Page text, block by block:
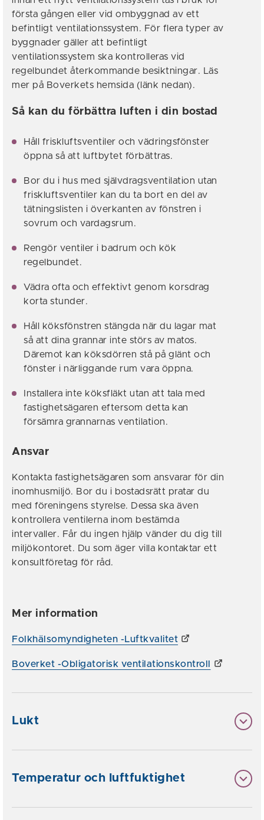
första gången eller vid ombyggnad av ett
befintligt ventilationssystem. För flera typer av
byggnader gäller att befintligt
ventilationssystem ska kontrolleras vid
regelbundet återkommande besiktningar. Läs
mer på Boverkets hemsida (länk nedan).
Så kan du förbättra luften i din bostad
Håll friskluftsventiler och vädringsfönster
öppna så att luftbytet förbättras.
Bor du i hus med självdragsventilation utan
friskluftsventiler kan du ta bort en del av
tätningslisten i överkanten av fönstren i
sovrum och vardagsrum.
Rengör ventiler i badrum och kök
regelbundet.
Vädra ofta och effektivt genom korsdrag
korta stunder.
Håll köksfönstren stängda när du lagar mat
så att dina grannar inte störs av matos.
Däremot kan köksdörren stå på glänt och
fönster i närliggande rum vara öppna.
Installera inte köksfläkt utan att tala med
fastighetsägaren eftersom detta kan
försämra grannarnas ventilation.
Ansvar
Kontakta fastighetsägaren som ansvarar för din
inomhusmiljö. Bor du i bostadsrätt pratar du
med föreningens styrelse. Dessa ska även
kontrollera ventilerna inom bestämda
intervaller. Får du ingen hjälp vänder du dig till
miljökontoret. Du som äger villa kontaktar ett
konsultföretag för råd.
Mer information
Folkhälsomyndigheten -Luftkvalitet
Boverket -Obligatorisk ventilationskontroll
Lukt
Temperatur och luftfuktighet